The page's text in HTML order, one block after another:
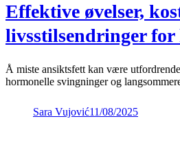
Effektive øvelser,
livsstilsendringer
Å miste ansiktsfett kan være
hormonelle svingninger og
Sara Vujović11/08/2025